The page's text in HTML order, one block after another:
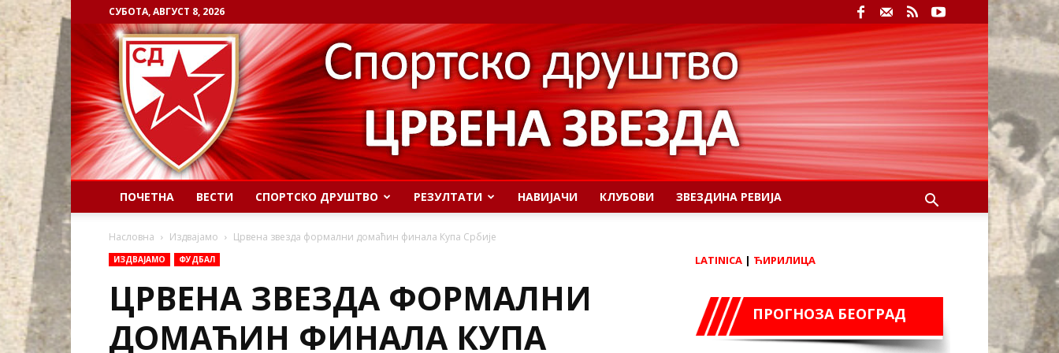
СУБОТА, АВГУСТ 8, 2026
ПОЧЕТНА ВЕСТИ СПОРТСКО ДРУШТВО РЕЗУЛТАТИ НАВИЈАЧИ КЛУБОВИ ЗВЕЗДИНА РЕВИЈА
Насловна Издвајамо Црвена звезда формални домаћин финала Купа Србије
ИЗДВАЈАМО ФУДБАЛ
ЦРВЕНА ЗВЕЗДА ФОРМАЛНИ
ДОМАЋИН ФИНАЛА КУПА
LATINICA | ЋИРИЛИЦА
ПРОГНОЗА БЕОГРАД